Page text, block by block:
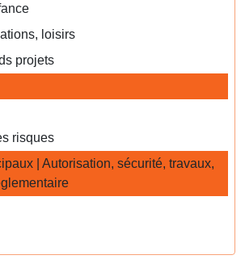
loisirs
projets
risques
| Autorisation, sécurité, travaux,